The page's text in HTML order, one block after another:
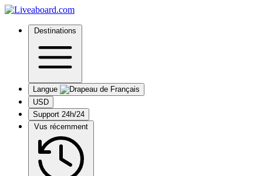
Destinations
Langue
USD
Support 24h/24
Vus récemment